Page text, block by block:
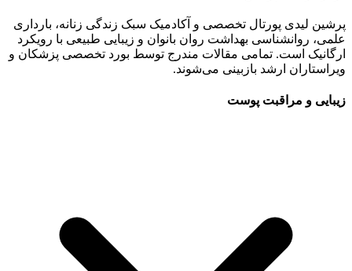
پرشین لیدی پورتال تخصصی و آکادمیک سبک زندگی زنانه، بارداری
علمی، روانشناسی بهداشت روان بانوان و زیبایی طبیعی با رویکرد
ارگانیک است. تمامی مقالات مندرج توسط بورد تخصصی پزشکان و
ویراستاران ارشد بازبینی می‌شوند.
زیبایی و مراقبت پوست